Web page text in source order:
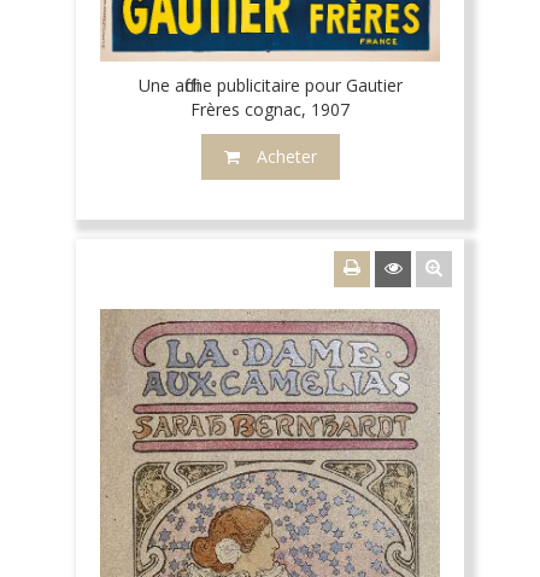
Une affiche publicitaire pour Gautier
Frères cognac, 1907
Acheter